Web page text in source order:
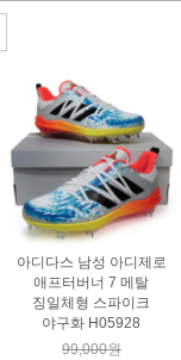
아디다스 남성 아디제로
애프터버너 7 메탈
징일체형 스파이크
야구화 H05928
99,000원